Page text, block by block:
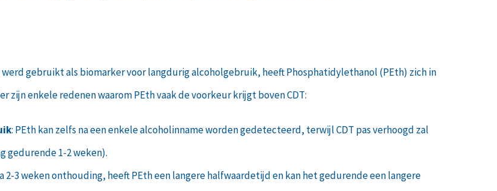
gebruikt als biomarker voor langdurig alcoholgebruik, heeft Phosphatidylethanol (PEth) zich in
enkele redenen waarom PEth vaak de voorkeur krijgt boven CDT:
: PEth kan zelfs na een enkele alcoholinname worden gedetecteerd, terwijl CDT pas verhoogd zal
gedurende 1-2 weken).
2-3 weken onthouding, heeft PEth een langere halfwaardetijd en kan het gedurende een langere